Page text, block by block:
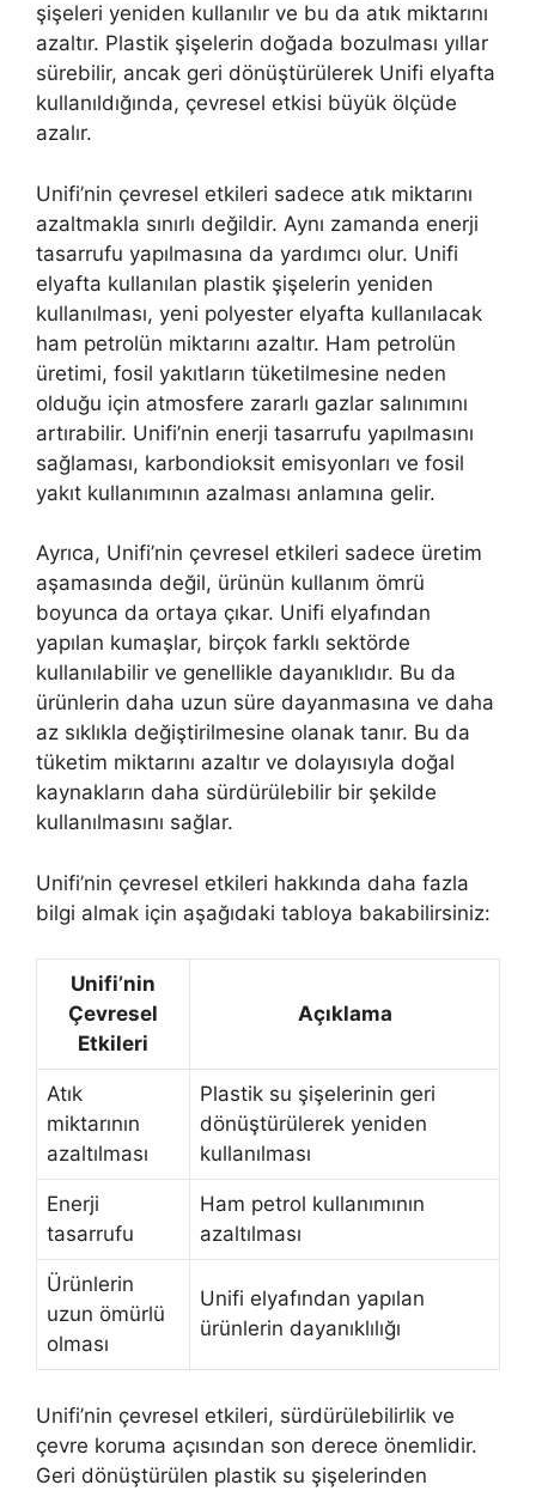
şişeleri yeniden kullanılır ve bu da atık miktarını
azaltır. Plastik şişelerin doğada bozulması yıllar
sürebilir, ancak geri dönüştürülerek Unifi elyafta
kullanıldığında, çevresel etkisi büyük ölçüde
azalır.
Unifi’nin çevresel etkileri sadece atık miktarını
azaltmakla sınırlı değildir. Aynı zamanda enerji
tasarrufu yapılmasına da yardımcı olur. Unifi
elyafta kullanılan plastik şişelerin yeniden
kullanılması, yeni polyester elyafta kullanılacak
ham petrolün miktarını azaltır. Ham petrolün
üretimi, fosil yakıtların tüketilmesine neden
olduğu için atmosfere zararlı gazlar salınımını
artırabilir. Unifi’nin enerji tasarrufu yapılmasını
sağlaması, karbondioksit emisyonları ve fosil
yakıt kullanımının azalması anlamına gelir.
Ayrıca, Unifi’nin çevresel etkileri sadece üretim
aşamasında değil, ürünün kullanım ömrü
boyunca da ortaya çıkar. Unifi elyafından
yapılan kumaşlar, birçok farklı sektörde
kullanılabilir ve genellikle dayanıklıdır. Bu da
ürünlerin daha uzun süre dayanmasına ve daha
az sıklıkla değiştirilmesine olanak tanır. Bu da
tüketim miktarını azaltır ve dolayısıyla doğal
kaynakların daha sürdürülebilir bir şekilde
kullanılmasını sağlar.
Unifi’nin çevresel etkileri hakkında daha fazla
bilgi almak için aşağıdaki tabloya bakabilirsiniz:
Unifi’nin
Çevresel
Etkileri
Açıklama
Atık
miktarının
azaltılması
Plastik su şişelerinin geri
dönüştürülerek yeniden
kullanılması
Enerji
tasarrufu
Ham petrol kullanımının
azaltılması
Ürünlerin
uzun ömürlü
olması
Unifi elyafından yapılan
ürünlerin dayanıklılığı
Unifi’nin çevresel etkileri, sürdürülebilirlik ve
çevre koruma açısından son derece önemlidir.
Geri dönüştürülen plastik su şişelerinden